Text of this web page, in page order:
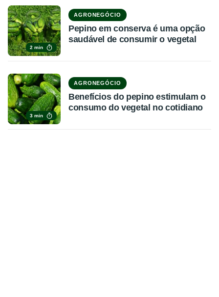
2 min
AGRONEGÓCIO
Pepino em conserva é uma opção
saudável de consumir o vegetal
3 min
AGRONEGÓCIO
Benefícios do pepino estimulam o
consumo do vegetal no cotidiano